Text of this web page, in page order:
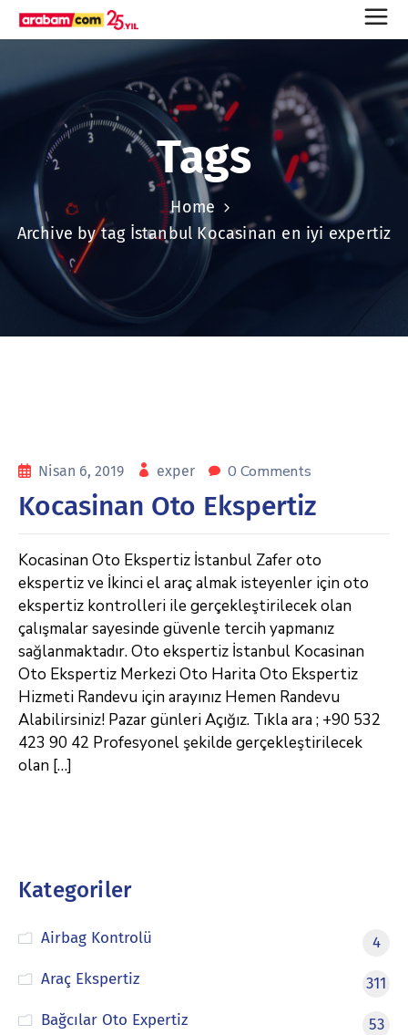
Tags
Home
Archive by tag İstanbul Kocasinan en iyi expertiz
Nisan 6, 2019 exper 0 Comments
Kocasinan Oto Ekspertiz
Kocasinan Oto Ekspertiz İstanbul Zafer oto
ekspertiz ve İkinci el araç almak isteyenler için oto
ekspertiz kontrolleri ile gerçekleştirilecek olan
çalışmalar sayesinde güvenle tercih yapmanız
sağlanmaktadır. Oto ekspertiz İstanbul Kocasinan
Oto Ekspertiz Merkezi Oto Harita Oto Ekspertiz
Hizmeti Randevu için arayınız Hemen Randevu
Alabilirsiniz! Pazar günleri Açığız. Tıkla ara ; +90 532
423 90 42 Profesyonel şekilde gerçekleştirilecek
olan […]
Kategoriler
Airbag Kontrolü
4
Araç Ekspertiz
311
Bağcılar Oto Expertiz
53